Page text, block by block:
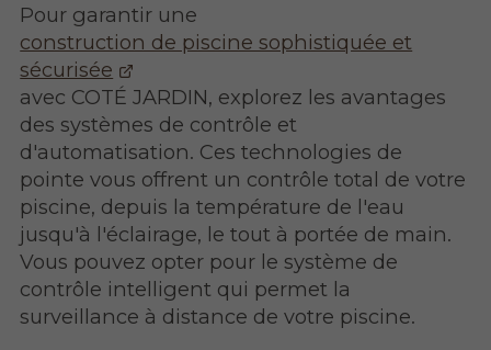
Pour garantir une
construction de piscine sophistiquée et
sécurisée
avec COTÉ JARDIN, explorez les avantages
des systèmes de contrôle et
d'automatisation. Ces technologies de
pointe vous offrent un contrôle total de votre
piscine, depuis la température de l'eau
jusqu'à l'éclairage, le tout à portée de main.
Vous pouvez opter pour le système de
contrôle intelligent qui permet la
surveillance à distance de votre piscine.